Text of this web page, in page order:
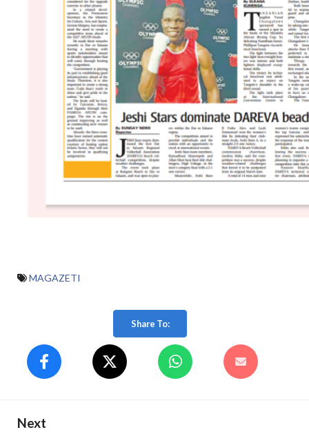
MAGAZETI
Share To:
Next